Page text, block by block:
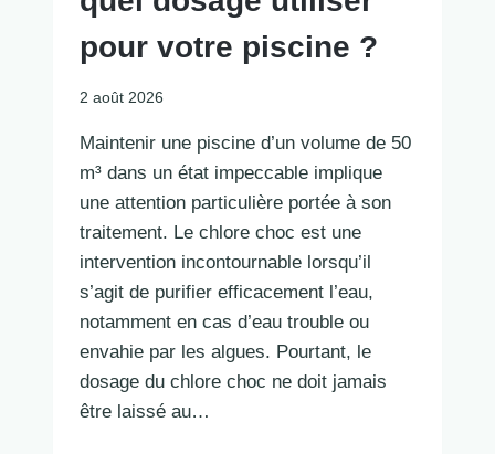
pour votre piscine ?
2 août 2026
Maintenir une piscine d’un volume de 50
m³ dans un état impeccable implique
une attention particulière portée à son
traitement. Le chlore choc est une
intervention incontournable lorsqu’il
s’agit de purifier efficacement l’eau,
notamment en cas d’eau trouble ou
envahie par les algues. Pourtant, le
dosage du chlore choc ne doit jamais
être laissé au…